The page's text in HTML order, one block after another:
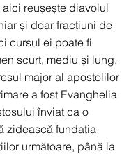
reușește diavolul
și doar fracțiuni de
cursul ei poate fi
scurt, mediu și lung.
major al apostolilor
a fost Evanghelia
înviat ca o
zidească fundația
următoare, până la